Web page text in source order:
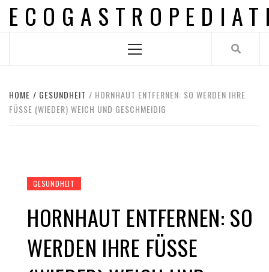
Skip
Menu
HOME GESUNDHEIT
HORNHAUT ENTFERNEN: SO WERDEN IHRE
FÜSSE (WIEDER) WEICH UND GESCHMEIDIG
GESUNDHEIT
HORNHAUT ENTFERNEN: SO
WERDEN IHRE FÜSSE (